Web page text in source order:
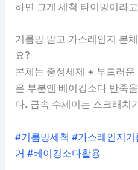
하면 그게 세척 타이밍이라
거름망 말고 가스레인지 본
요?
본체는 중성세제 + 부드러
은 부분엔 베이킹소다 반죽
다. 금속 수세미는 스크래치
#거름망세척 #가스레인지
거 #베이킹소다활용